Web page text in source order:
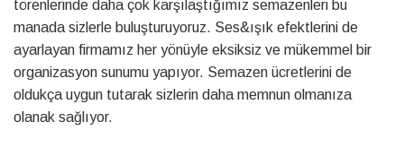
törenlerinde daha çok karşılaştığımız semazenleri bu
manada sizlerle buluşturuyoruz. Ses&ışık efektlerini de
ayarlayan firmamız her yönüyle eksiksiz ve mükemmel bir
organizasyon sunumu yapıyor. Semazen ücretlerini de
oldukça uygun tutarak sizlerin daha memnun olmanıza
olanak sağlıyor.